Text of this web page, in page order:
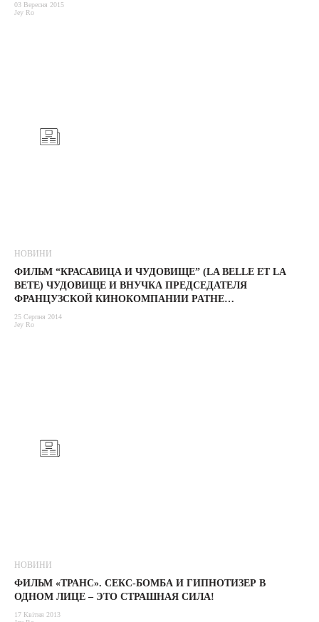
03 Вересня 2015
Jey Ro
НОВИНИ
ФИЛЬМ “КРАСАВИЦА И ЧУДОВИЩЕ” (LA BELLE ET LA
BETE) ЧУДОВИЩЕ И ВНУЧКА ПРЕДСЕДАТЕЛЯ
ФРАНЦУЗСКОЙ КИНОКОМПАНИИ PATHE…
25 Серпня 2014
Jey Ro
НОВИНИ
ФИЛЬМ «ТРАНС». СЕКС-БОМБА И ГИПНОТИЗЕР В
ОДНОМ ЛИЦЕ – ЭТО СТРАШНАЯ СИЛА!
17 Квітня 2013